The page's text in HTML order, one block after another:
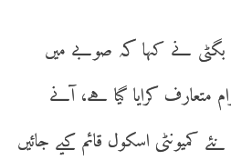
بگٹی نے کہا کہ صوبے میں
متعارف کرایا گیا ہے، آنے
والے مالی سال میں 1200 نئے کمیونٹی اسکول قائم کیے جائیں